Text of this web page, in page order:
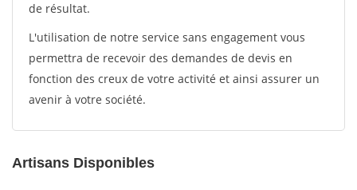
de résultat.
L'utilisation de notre service sans engagement vous
permettra de recevoir des demandes de devis en
fonction des creux de votre activité et ainsi assurer un
avenir à votre société.
Artisans Disponibles